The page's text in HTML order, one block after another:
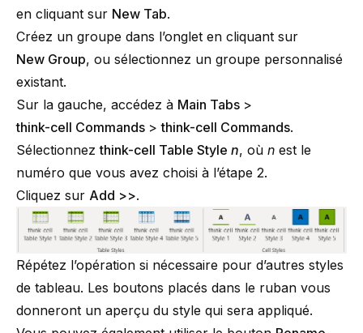
en cliquant sur New Tab.
Créez un groupe dans l’onglet en cliquant sur
New Group, ou sélectionnez un groupe personnalisé
existant.
Sur la gauche, accédez à Main Tabs >
think-cell Commands >think-cell Commands.
Sélectionnezthink-cell Table Style n, où n est le
numéro que vous avez choisi à l’étape 2.
Cliquez sur Add >>.
Répétez l’opération si nécessaire pour d’autres styles
de tableau. Les boutons placés dans le ruban vous
donneront un aperçu du style qui sera appliqué.